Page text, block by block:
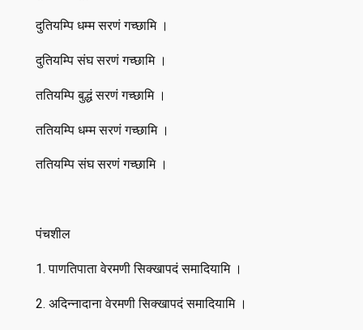
दुतियम्पि धम्म सरणं गच्छामि ।
दुतियम्पि संघ सरणं गच्छामि ।
ततियम्पि बुद्धं सरणं गच्छामि ।
ततियम्पि धम्म सरणं गच्छामि ।
ततियम्पि संघ सरणं गच्छामि ।
पंचशील
1. पाणतिपाता वेरमणी सिक्खापदं समादियामि ।
2. अदिन्नादाना वेरमणी सिक्खापदं समादियामि ।